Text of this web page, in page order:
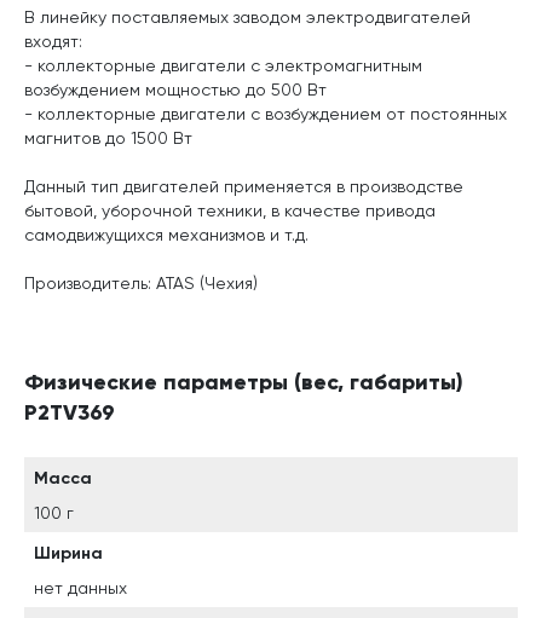
В линейку поставляемых заводом электродвигателей
входят:
- коллекторные двигатели с электромагнитным
возбуждением мощностью до 500 Вт
- коллекторные двигатели с возбуждением от постоянных
магнитов до 1500 Вт
Данный тип двигателей применяется в производстве
бытовой, уборочной техники, в качестве привода
самодвижущихся механизмов и т.д.
Производитель: ATAS (Чехия)
Физические параметры (вес, габариты)
P2TV369
Масса
100 г
Ширина
нет данных